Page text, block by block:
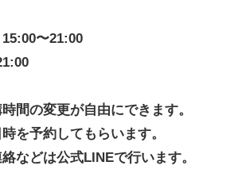
〜21:00
間の変更が自由にできます。
を予約してもらいます。
などは公式LINEで行います。